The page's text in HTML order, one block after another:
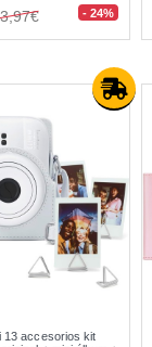
- 24%
13 accesorios kit